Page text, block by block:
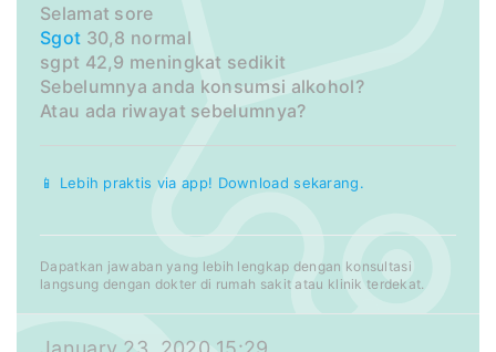
Selamat sore
Sgot 30,8 normal
sgpt 42,9 meningkat sedikit
Sebelumnya anda konsumsi alkohol?
Atau ada riwayat sebelumnya?
📱 Lebih praktis via app! Download sekarang.
Dapatkan jawaban yang lebih lengkap dengan konsultasi
langsung dengan dokter di rumah sakit atau klinik terdekat.